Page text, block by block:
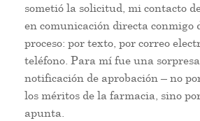
sometió la solicitud, mi contacto
en comunicación directa conmigo
proceso: por texto, por correo
teléfono. Para mí fue una
notificación de aprobación – no
los méritos de la farmacia, sino
apunta.